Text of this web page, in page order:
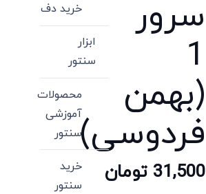
سرور
1
(بهمن
فردوسی)
31,500 تومان
خرید دف
ابزار
سنتور
محصولات
آموزشی
سنتور
خرید
سنتور